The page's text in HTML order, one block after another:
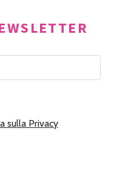
sulla Privacy